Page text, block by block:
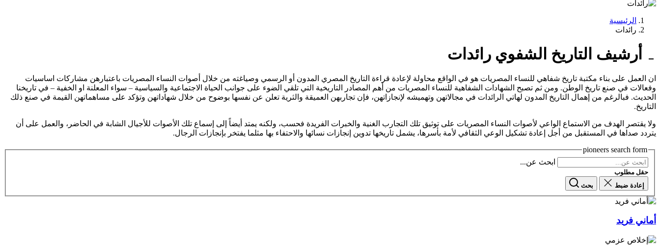
الرئيسية
رائدات
أرشيف التاريخ الشفوي رائدات
ان العمل على بناء مكتبة تاريخ شفاهي للنساء المصريات هو في الواقع محاولة لإعادة قراءة التاريخ المصري المدون أو الرسمي وصياغته من خلال أصوات النساء المصريات باعتبارهن مشاركات اساسيات
وفعالات في صنع تاريخ الوطن. ومن ثم تصبح الشهادات الشفاهية للنساء المصريات من أهم المصادر التاريخية التي تلقي الضوء على جوانب الحياة الاجتماعية والسياسية – سواء المعلنة او الخفية – في تاريخنا
الحديث. فبالرغم من إهمال التاريخ المدون لهاتي الرائدات في مجالاتهن وتهميشه لإنجازاتهن، فإن تجاربهن العميقة والثرية تعلن عن نفسها بوضوح من خلال شهاداتهن وتؤكد على مساهماتهن القيمة في صنع ذلك
التاريخ.
ولا يقتصر الهدف من الاستماع الواعي لأصوات النساء المصريات على توثيق تلك التجارب الغنية والخبرات الفريدة فحسب، ولكنه يمتد أيضاً إلى إسماع تلك الأصوات للأجيال الشابة في الحاضر، والعمل على أن
يتردد صداها في المستقبل من أجل إعادة تشكيل الوعي الثقافي لأمة بأسرها، يشمل تاريخها تدوين إنجازات نسائها والاحتفاء بها مثلما يفتخر بإنجازات الرجال.
pioneers search form
ابحث عن...
حقل مطلوب
إعادة ضبط
بحث
أماني فريد